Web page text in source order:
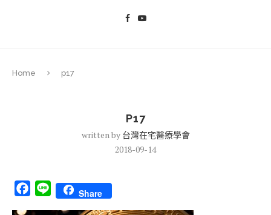
Home p17
P17
written by 台灣在宅醫療學會
2018-09-14
Facebook
Line Share